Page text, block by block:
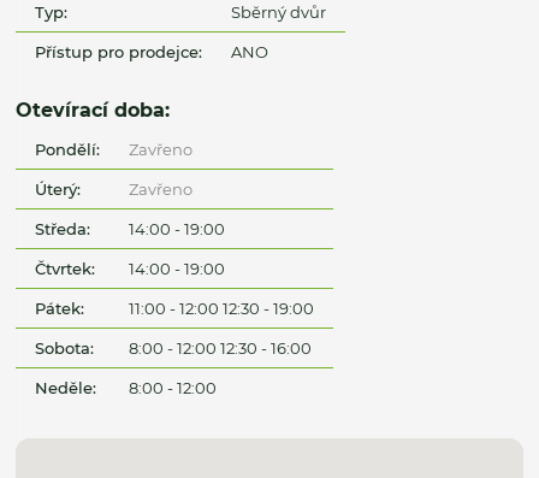
Typ: Sběrný dvůr
Přístup pro prodejce: ANO
Otevírací doba:
Pondělí: Zavřeno
Úterý: Zavřeno
Středa: 14:00 - 19:00
Čtvrtek: 14:00 - 19:00
Pátek: 11:00 - 12:00 12:30 - 19:00
Sobota: 8:00 - 12:00 12:30 - 16:00
Neděle: 8:00 - 12:00